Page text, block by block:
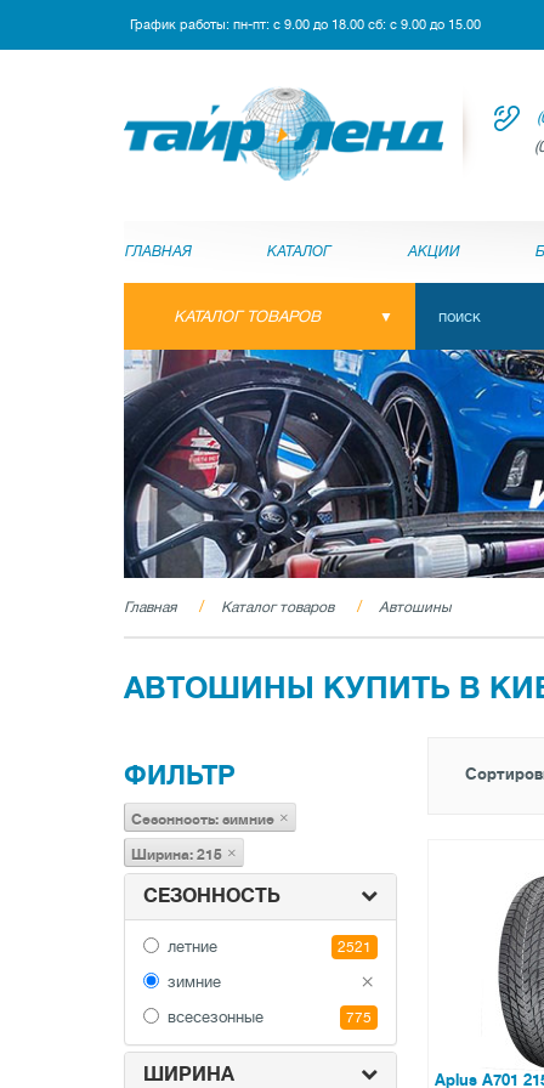
График работы: пн-пт: с 9.00 до 18.00 сб: с 9.00 до 15.00
ГЛАВНАЯ КАТАЛОГ АКЦИИ
КАТАЛОГ ТОВАРОВ
Главная Каталог товаров Автошины
АВТОШИНЫ КУПИТЬ В
ФИЛЬТР
Сезонность: зимние ×
Ширина: 215 ×
СЕЗОННОСТЬ
летние 2521
зимние ×
всесезонные 775
ШИРИНА Aplus A701